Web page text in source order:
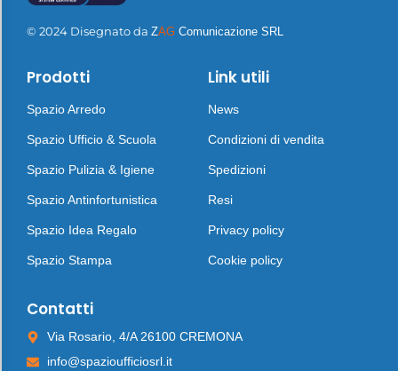
© 2024 Disegnato da ZAG Comunicazione SRL
Prodotti
Spazio Arredo
Spazio Ufficio & Scuola
Spazio Pulizia & Igiene
Spazio Antinfortunistica
Spazio Idea Regalo
Spazio Stampa
Link utili
News
Condizioni di vendita
Spedizioni
Resi
Privacy policy
Cookie policy
Contatti
Via Rosario, 4/A 26100 CREMONA
info@spazioufficiosrl.it